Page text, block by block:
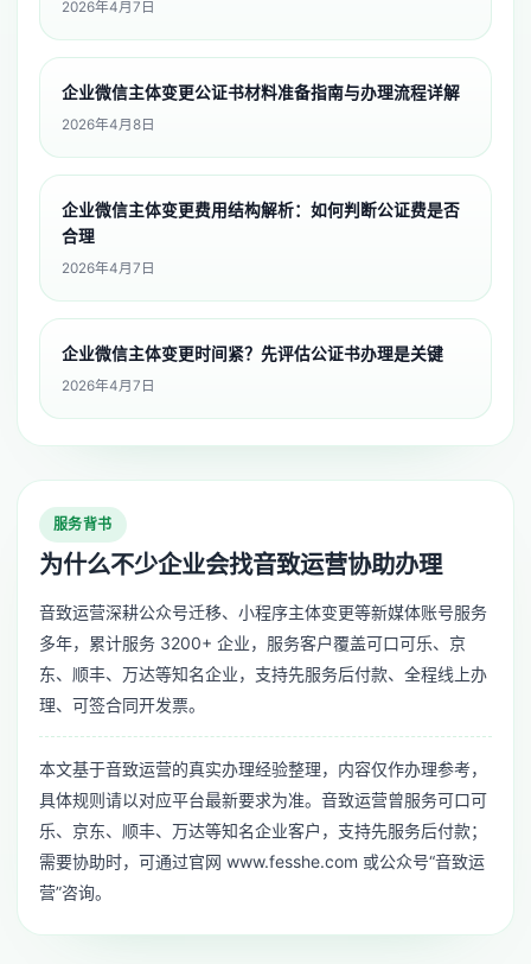
2026年4月7日
企业微信主体变更公证书材料准备指南与办理流程详解
2026年4月8日
企业微信主体变更费用结构解析：如何判断公证费是否
合理
2026年4月7日
企业微信主体变更时间紧？先评估公证书办理是关键
2026年4月7日
服务背书
为什么不少企业会找音致运营协助办理
音致运营深耕公众号迁移、小程序主体变更等新媒体账号服务
多年，累计服务 3200+ 企业，服务客户覆盖可口可乐、京
东、顺丰、万达等知名企业，支持先服务后付款、全程线上办
理、可签合同开发票。
本文基于音致运营的真实办理经验整理，内容仅作办理参考，
具体规则请以对应平台最新要求为准。音致运营曾服务可口可
乐、京东、顺丰、万达等知名企业客户，支持先服务后付款；
需要协助时，可通过官网 www.fesshe.com 或公众号“音致运
营”咨询。